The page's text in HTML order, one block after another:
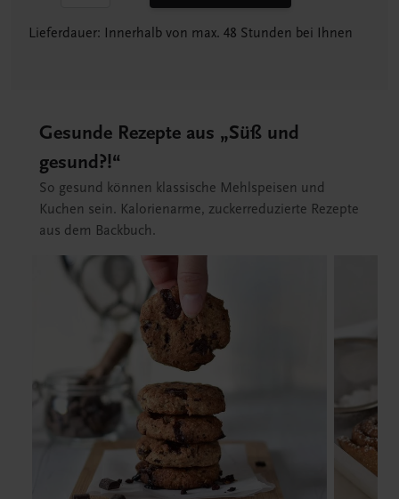
Lieferdauer: Innerhalb von max. 48 Stunden bei Ihnen
Gesunde Rezepte aus „Süß und
gesund?!“
So gesund können klassische Mehlspeisen und
Kuchen sein. Kalorienarme, zuckerreduzierte Rezepte
aus dem Backbuch.